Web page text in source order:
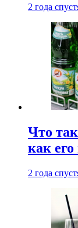
2 года
Что
как
2 года